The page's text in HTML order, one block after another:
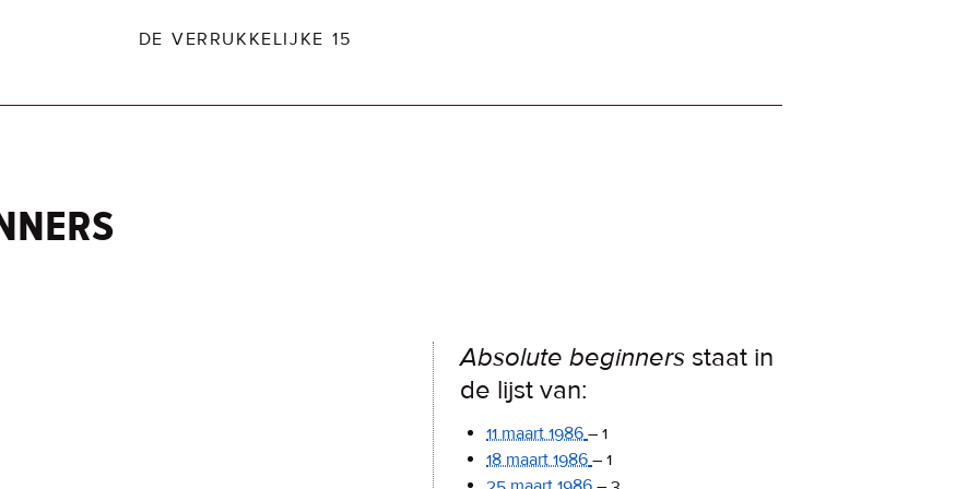
DE VERRUKKELIJKE 15
Absolute beginners staat in
de lijst van:
11 maart 1986 – 1
18 maart 1986 – 1